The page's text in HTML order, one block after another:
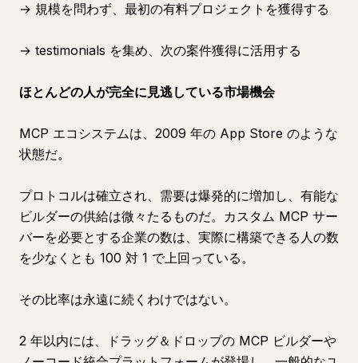
→ 規模を問わず、最初の有料プロジェクトを獲得する
→ testimonials を集め、次の案件獲得に活用する
ほとんどの人が完全に見逃している市場機会
MCP エコシステムは、2009 年の App Store のような
状態だ。
プロトコルは確立され、需要は爆発的に増加し、有能な
ビルダーの供給は微々たるものだ。カスタム MCP サー
バーを必要とする企業の数は、実際に構築できる人の数
を少なくとも 100 対 1 で上回っている。
その比率は永遠に続くわけではない。
2 年以内には、ドラッグ＆ドロップの MCP ビルダーや